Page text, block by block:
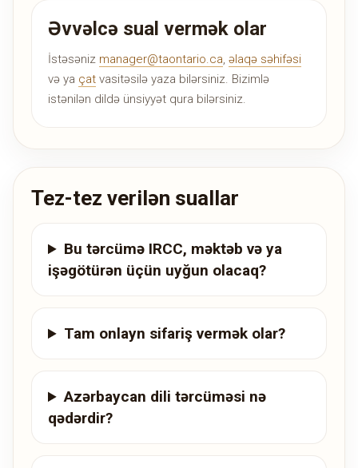
Əvvəlcə sual vermək olar
İstəsəniz manager@taontario.ca, əlaqə səhifəsi
və ya çat vasitəsilə yaza bilərsiniz. Bizimlə
istənilən dildə ünsiyyət qura bilərsiniz.
Tez-tez verilən suallar
Bu tərcümə IRCC, məktəb və ya
işəgötürən üçün uyğun olacaq?
Tam onlayn sifariş vermək olar?
Azərbaycan dili tərcüməsi nə
qədərdir?